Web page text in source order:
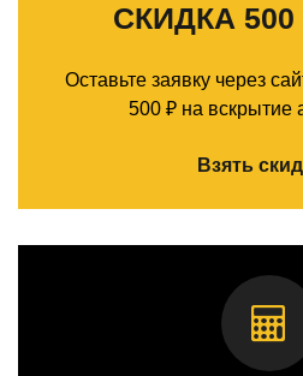
СКИДКА
Оставьте заявку через
500 ₽ на вскрытие
Взять